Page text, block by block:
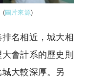
(圖片來源)
名相近，城大相
會計系的歷史則
大較深厚。另